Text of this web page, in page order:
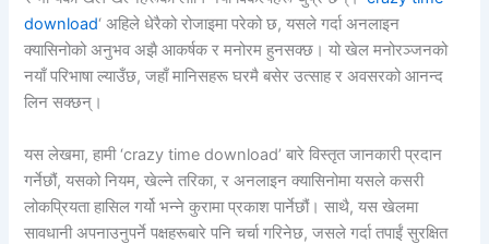
download‘ अहिले धेरैको रोजाइमा परेको छ, यसले गर्दा अनलाइन
क्यासिनोको अनुभव अझै आकर्षक र मनोरम हुनसक्छ। यो खेल मनोरञ्जनको
नयाँ परिभाषा ल्याउँछ, जहाँ मानिसहरू घरमै बसेर उत्साह र अवसरको आनन्द
लिन सक्छन्।
यस लेखमा, हामी ‘crazy time download’ बारे विस्तृत जानकारी प्रदान
गर्नेछौं, यसको नियम, खेल्ने तरिका, र अनलाइन क्यासिनोमा यसले कसरी
लोकप्रियता हासिल गर्यो भन्ने कुरामा प्रकाश पार्नेछौं। साथै, यस खेलमा
सावधानी अपनाउनुपर्ने पक्षहरूबारे पनि चर्चा गरिनेछ, जसले गर्दा तपाईं सुरक्षित